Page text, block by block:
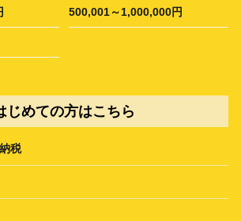
500,001～1,000,000円
じめての方はこちら
税